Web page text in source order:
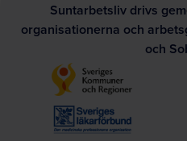
Suntarbetsliv drivs
organisationerna och
och